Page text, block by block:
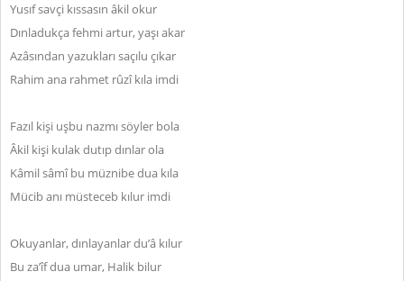
Yusıf savçi kıssasın âkil okur
Dınladukça fehmi artur, yaşı akar
Azâsından yazukları saçılu çıkar
Rahim ana rahmet rûzî kıla imdi
Fazıl kişi uşbu nazmı söyler bola
Âkil kişi kulak dutıp dınlar ola
Kâmil sâmî bu müznibe dua kıla
Mücib anı müsteceb kılur imdi
Okuyanlar, dınlayanlar du’â kılur
Bu za’îf dua umar, Halik bilur